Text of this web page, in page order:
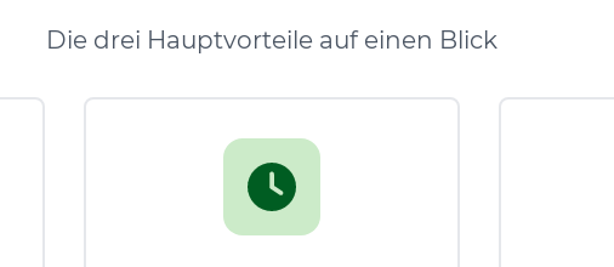
Die drei Hauptvorteile auf einen Blick